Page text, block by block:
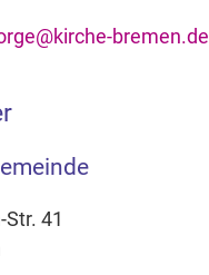
bremen.de
41